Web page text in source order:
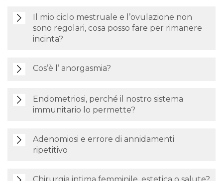
Il mio ciclo mestruale e l’ovulazione non
sono regolari, cosa posso fare per rimanere
incinta?
Cos’è l’ anorgasmia?
Endometriosi, perché il nostro sistema
immunitario lo permette?
Adenomiosi e errore di annidamenti
ripetitivo